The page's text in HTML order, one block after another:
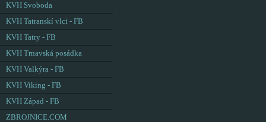
KVH Svoboda
KVH Tatranskí vlci - FB
KVH Tatry - FB
KVH Trnavská posádka
KVH Valkýra - FB
KVH Viking - FB
KVH Západ - FB
ZBROJNICE.COM